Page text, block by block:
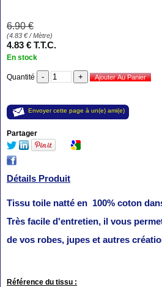
6.90 €
(4.83 €/ Mètre)
4.83 € T.T.C.
En stock
Quantité
Envoyer cette page à un(e) ami(e)
Partager
Détails Produit
Tissu toile natté en 100% coton
Très facile d'entretien, il vous
de vos robes, jupes et autres
Référence du tissu :